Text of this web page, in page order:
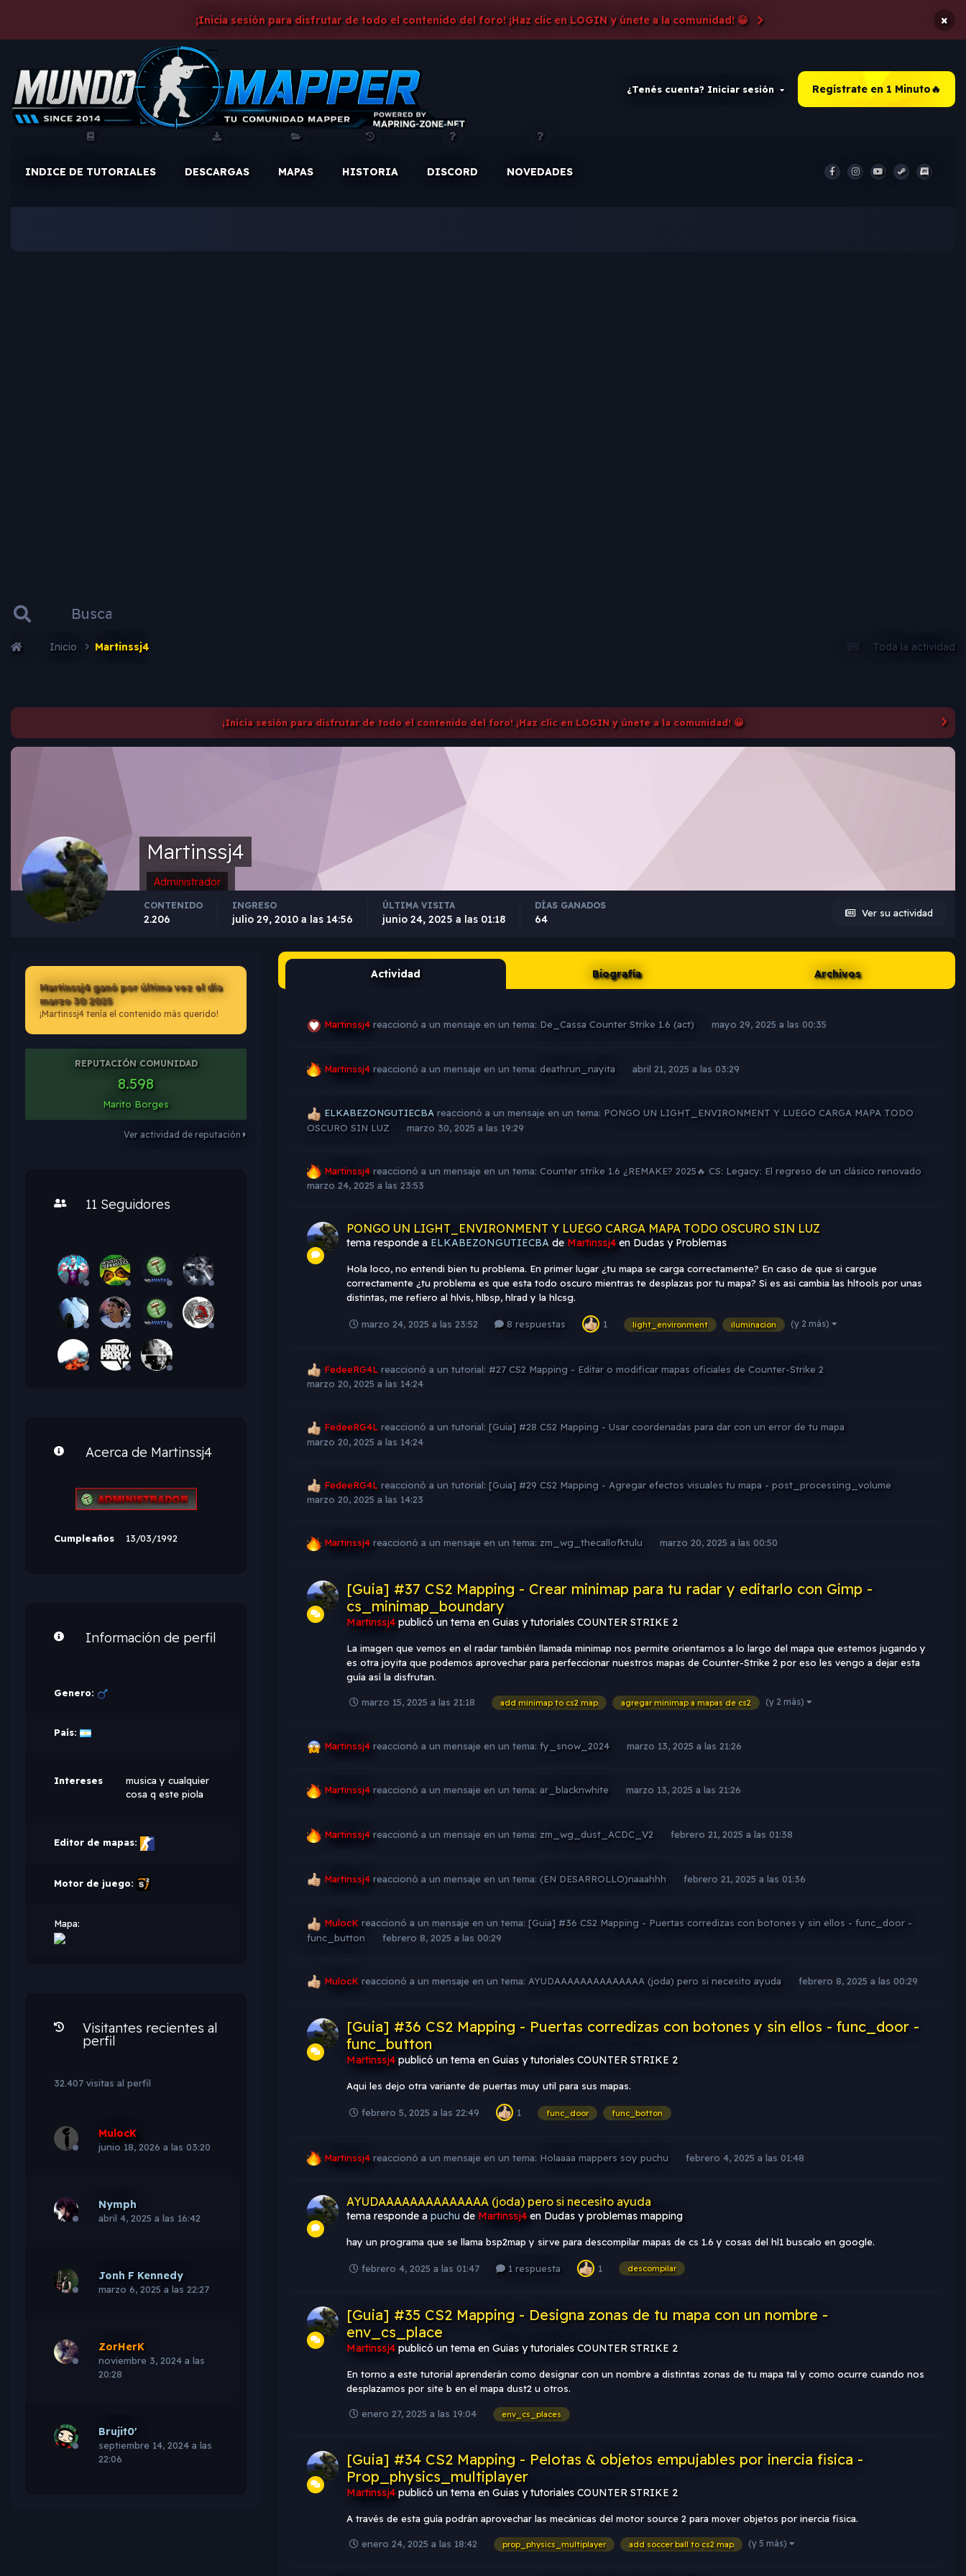
¡Inicia sesión para disfrutar de todo el contenido del foro! ¡Haz clic en LOGIN y únete a la comunidad! 😀 ×
¿Tenés cuenta? Iniciar sesión Regístrate en 1 Minuto🔥
INDICE DE TUTORIALES DESCARGAS MAPAS HISTORIA DISCORD NOVEDADES
Toda la actividad
Inicio Martinssj4
¡Inicia sesión para disfrutar de todo el contenido del foro! ¡Haz clic en LOGIN y únete a la comunidad! 😀
Martinssj4
Administrador
Ver su actividad
CONTENIDO
2.206
INGRESO
julio 29, 2010 a las 14:56
ÚLTIMA VISITA
junio 24, 2025 a las 01:18
DÍAS GANADOS
64
Martinssj4 ganó por última vez el día
marzo 30 2025
¡Martinssj4 tenía el contenido más querido!
REPUTACIÓN COMUNIDAD
8.598
Marito Borges
Ver actividad de reputación
11 Seguidores
Acerca de Martinssj4
Cumpleaños 13/03/1992
Información de perfil
Genero:
País:
Intereses
musica y cualquier
cosa q este piola
Editor de mapas:
Motor de juego:
Mapa:
Visitantes recientes al
perfil
32.407 visitas al perfil
MulocK
junio 18, 2026 a las 03:20
Nymph
abril 4, 2025 a las 16:42
Jonh F Kennedy
marzo 6, 2025 a las 22:27
ZorHerK
noviembre 3, 2024 a las
20:28
Brujit0'
septiembre 14, 2024 a las
22:06
Actividad Biografía Archivos
Martinssj4 reaccionó a un mensaje en un tema: De_Cassa Counter Strike 1.6 (act) mayo 29, 2025 a las 00:35
Martinssj4 reaccionó a un mensaje en un tema: deathrun_nayita abril 21, 2025 a las 03:29
ELKABEZONGUTIECBA reaccionó a un mensaje en un tema: PONGO UN LIGHT_ENVIRONMENT Y LUEGO CARGA MAPA TODO
OSCURO SIN LUZ
marzo 30, 2025 a las 19:29
Martinssj4 reaccionó a un mensaje en un tema: Counter strike 1.6 ¿REMAKE? 2025🔥 CS: Legacy: El regreso de un clásico renovado
marzo 24, 2025 a las 23:53
PONGO UN LIGHT_ENVIRONMENT Y LUEGO CARGA MAPA TODO OSCURO SIN LUZ
tema responde a ELKABEZONGUTIECBA de Martinssj4 en Dudas y Problemas
Hola loco, no entendi bien tu problema. En primer lugar ¿tu mapa se carga correctamente? En caso de que si cargue
correctamente ¿tu problema es que esta todo oscuro mientras te desplazas por tu mapa? Si es asi cambia las hltools por unas
distintas, me refiero al hlvis, hlbsp, hlrad y la hlcsg.
marzo 24, 2025 a las 23:52 8 respuestas 1 light_environment iluminacion (y 2 más)
FedeeRG4L reaccionó a un tutorial: #27 CS2 Mapping - Editar o modificar mapas oficiales de Counter-Strike 2
marzo 20, 2025 a las 14:24
FedeeRG4L reaccionó a un tutorial: [Guia] #28 CS2 Mapping - Usar coordenadas para dar con un error de tu mapa
marzo 20, 2025 a las 14:24
FedeeRG4L reaccionó a un tutorial: [Guia] #29 CS2 Mapping - Agregar efectos visuales tu mapa - post_processing_volume
marzo 20, 2025 a las 14:23
Martinssj4 reaccionó a un mensaje en un tema: zm_wg_thecallofktulu marzo 20, 2025 a las 00:50
[Guia] #37 CS2 Mapping - Crear minimap para tu radar y editarlo con Gimp -
cs_minimap_boundary
Martinssj4 publicó un tema en Guias y tutoriales COUNTER STRIKE 2
La imagen que vemos en el radar también llamada minimap nos permite orientarnos a lo largo del mapa que estemos jugando y
es otra joyita que podemos aprovechar para perfeccionar nuestros mapas de Counter-Strike 2 por eso les vengo a dejar esta
guía así la disfrutan.
marzo 15, 2025 a las 21:18 add minimap to cs2 map agregar minimap a mapas de cs2 (y 2 más)
Martinssj4 reaccionó a un mensaje en un tema: fy_snow_2024 marzo 13, 2025 a las 21:26
Martinssj4 reaccionó a un mensaje en un tema: ar_blacknwhite marzo 13, 2025 a las 21:26
Martinssj4 reaccionó a un mensaje en un tema: zm_wg_dust_ACDC_V2 febrero 21, 2025 a las 01:38
Martinssj4 reaccionó a un mensaje en un tema: (EN DESARROLLO)naaahhh febrero 21, 2025 a las 01:36
MulocK reaccionó a un mensaje en un tema: [Guia] #36 CS2 Mapping - Puertas corredizas con botones y sin ellos - func_door -
func_button
febrero 8, 2025 a las 00:29
MulocK reaccionó a un mensaje en un tema: AYUDAAAAAAAAAAAAAA (joda) pero si necesito ayuda febrero 8, 2025 a las 00:29
[Guia] #36 CS2 Mapping - Puertas corredizas con botones y sin ellos - func_door -
func_button
Martinssj4 publicó un tema en Guias y tutoriales COUNTER STRIKE 2
Aqui les dejo otra variante de puertas muy util para sus mapas.
febrero 5, 2025 a las 22:49 1 func_door func_botton
Martinssj4 reaccionó a un mensaje en un tema: Holaaaa mappers soy puchu febrero 4, 2025 a las 01:48
AYUDAAAAAAAAAAAAAA (joda) pero si necesito ayuda
tema responde a puchu de Martinssj4 en Dudas y problemas mapping
hay un programa que se llama bsp2map y sirve para descompilar mapas de cs 1.6 y cosas del hl1 buscalo en google.
febrero 4, 2025 a las 01:47 1 respuesta 1 descompilar
[Guia] #35 CS2 Mapping - Designa zonas de tu mapa con un nombre -
env_cs_place
Martinssj4 publicó un tema en Guias y tutoriales COUNTER STRIKE 2
En torno a este tutorial aprenderán como designar con un nombre a distintas zonas de tu mapa tal y como ocurre cuando nos
desplazamos por site b en el mapa dust2 u otros.
enero 27, 2025 a las 19:04 env_cs_places
[Guia] #34 CS2 Mapping - Pelotas & objetos empujables por inercia fisica -
Prop_physics_multiplayer
Martinssj4 publicó un tema en Guias y tutoriales COUNTER STRIKE 2
A través de esta guía podrán aprovechar las mecánicas del motor source 2 para mover objetos por inercia fisica.
enero 24, 2025 a las 18:42 prop_physics_multiplayer add soccer ball to cs2 map (y 5 más)